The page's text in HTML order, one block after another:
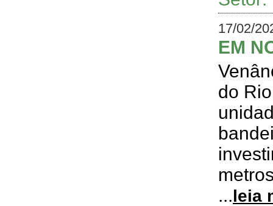
17/02/
EM
do
...leia